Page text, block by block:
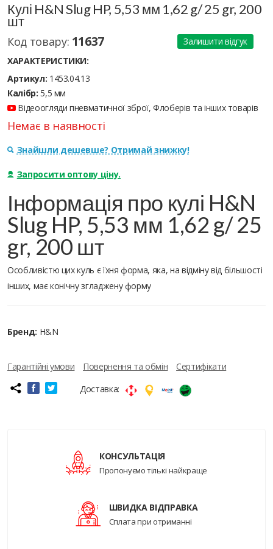
Кулі H&N Slug HP, 5,53 мм 1,62 g/ 25 gr, 200
шт
Код товару: 11637
Залишити відгук
ХАРАКТЕРИСТИКИ:
Артикул: 1453.04.13
Калібр: 5,5 мм
Відеоогляди пневматичної зброї, Флоберів та інших товарів
Немає в наявності
Знайшли дешевше? Отримай знижку!
Запросити оптову ціну.
Інформація про кулі H&N
Slug HP, 5,53 мм 1,62 g/ 25
gr, 200 шт
Особливістю цих куль є їхня форма, яка, на відміну від більшості
інших, має конічну згладжену форму
Бренд: H&N
Гарантійні умови Повернення та обмін
Сертифікати
Доставка:
КОНСУЛЬТАЦІЯ
Пропонуємо тількі найкраще
ШВИДКА ВІДПРАВКА
Сплата при отриманні